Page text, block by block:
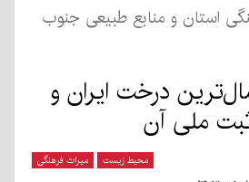
استان و منابع طبیعی جنوب
درخت ایران و
ملی آن
محیط زیست میراث فرهنگی